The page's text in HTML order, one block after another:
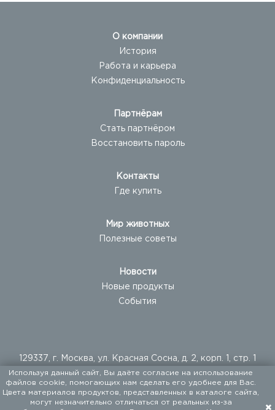
О компании
История
Работа и карьера
Конфиденциальность
Партнёрам
Стать партнёром
Восстановить пароль
Контакты
Где купить
Мир животных
Полезные советы
Новости
Новые продукты
События
129337, г. Москва, ул. Красная Сосна, д. 2, корп. 1, стр. 1
+ 7 (495) 960-20-40
+ 7 (495) 122-25-18
Используя данный сайт, Вы даёте согласие на использование
файлов cookie, помогающих нам сделать его удобнее для Вас.
Цвета материалов продуктов, представленных в каталоге сайта,
могут незначительно отличаться от реальных из-за